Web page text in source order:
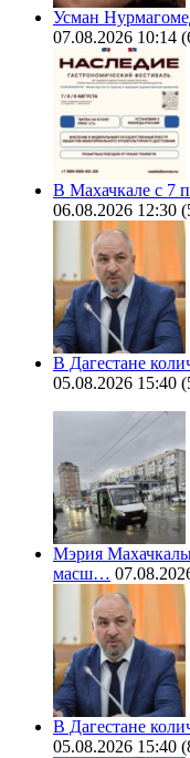
Усман
07.08.2026 10:14
В Махачкале с 7
06.08.2026 12:30
В Дагестане
05.08.2026 15:40
Мэрия
масш…
В Дагестане
05.08.2026 15:40